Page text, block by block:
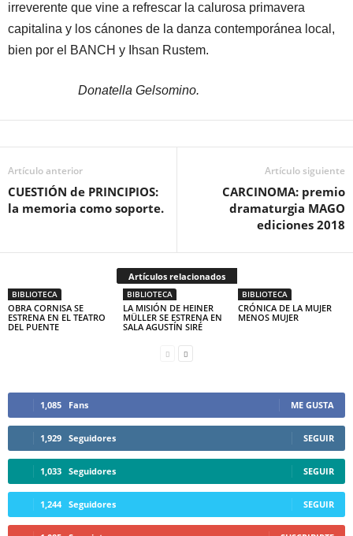
irreverente que vine a refrescar la calurosa primavera
capitalina y los cánones de la danza contemporánea local,
bien por el BANCH y Ihsan Rustem.
Donatella Gelsomino.
Artículo anterior
CUESTIÓN de PRINCIPIOS:
la memoria como soporte.
Artículo siguiente
CARCINOMA: premio
dramaturgia MAGO
ediciones 2018
Artículos relacionados
BIBLIOTECA
OBRA CORNISA SE
ESTRENA EN EL TEATRO
DEL PUENTE
BIBLIOTECA
LA MISIÓN DE HEINER
MÜLLER SE ESTRENA EN
SALA AGUSTÍN SIRÉ
BIBLIOTECA
CRÓNICA DE LA MUJER
MENOS MUJER
1,085 Fans ME GUSTA
1,929 Seguidores SEGUIR
1,033 Seguidores SEGUIR
1,244 Seguidores SEGUIR